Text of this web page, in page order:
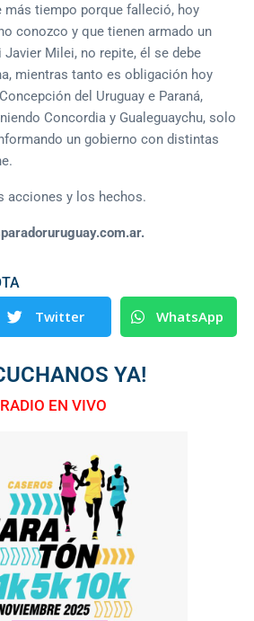
más tiempo porque falleció, hoy
conozco y que tienen armado un
Javier Milei, no repite, él se debe
mientras tanto es obligación hoy
del Uruguay e Paraná,
Concordia y Gualeguaychu, solo
un gobierno con distintas
acciones y los hechos.
Twitter WhatsApp
YA!
RADIO EN VIVO